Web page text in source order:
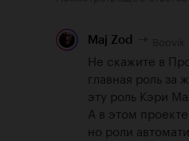
Maj Zod
Не скажите в
главная роль
эту роль Кэри
А в этом
но роли